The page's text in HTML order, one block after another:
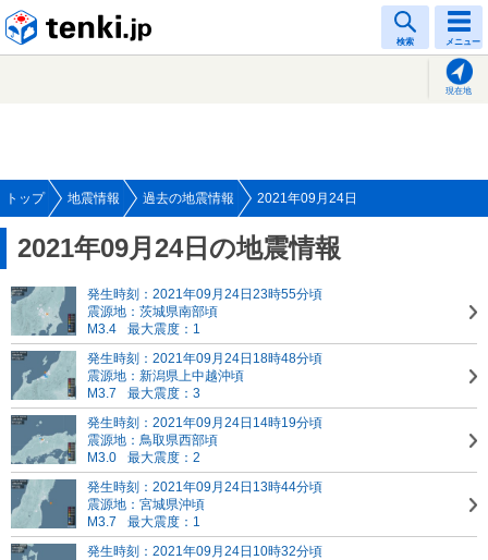
検索 メニュー
現在地
トップ 地震情報 過去の地震情報 2021年09月24日
2021年09月24日の地震情報
発生時刻：2021年09月24日23時55分頃
震源地：茨城県南部頃
M3.4
最大震度：1
発生時刻：2021年09月24日18時48分頃
震源地：新潟県上中越沖頃
M3.7
最大震度：3
発生時刻：2021年09月24日14時19分頃
震源地：鳥取県西部頃
M3.0
最大震度：2
発生時刻：2021年09月24日13時44分頃
震源地：宮城県沖頃
M3.7
最大震度：1
発生時刻：2021年09月24日10時32分頃